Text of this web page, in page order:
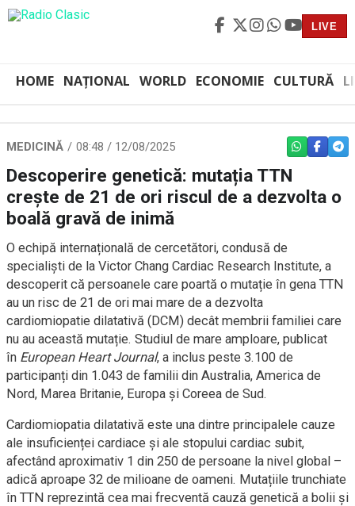
LIVE
HOME NAȚIONAL WORLD ECONOMIE CULTURĂ
MEDICINĂ 08:48 / 12/08/2025 WHATSAPP
Descoperire genetică: mutația TTN
crește de 21 de ori riscul de a dezvolta o
boală gravă de inimă
O echipă internațională de cercetători, condusă de
specialiști de la Victor Chang Cardiac Research Institute, a
descoperit că persoanele care poartă o mutație în gena TTN
au un risc de 21 de ori mai mare de a dezvolta
cardiomiopatie dilatativă (DCM) decât membrii familiei care
nu au această mutație. Studiul de mare amploare, publicat
în European Heart Journal, a inclus peste 3.100 de
participanți din 1.043 de familii din Australia, America de
Nord, Marea Britanie, Europa și Coreea de Sud.
Cardiomiopatia dilatativă este una dintre principalele cauze
ale insuficienței cardiace și ale stopului cardiac subit,
afectând aproximativ 1 din 250 de persoane la nivel global –
adică aproape 32 de milioane de oameni. Mutațiile trunchiate
în TTN reprezintă cea mai frecventă cauză genetică a bolii și